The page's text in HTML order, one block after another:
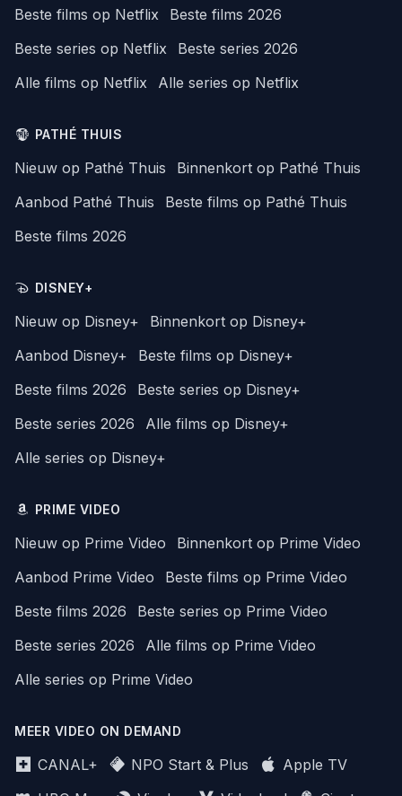
Beste films op Netflix
Beste films 2026
Beste series op Netflix
Beste series 2026
Alle films op Netflix
Alle series op Netflix
PATHÉ THUIS
Nieuw op Pathé Thuis
Binnenkort op Pathé Thuis
Aanbod Pathé Thuis
Beste films op Pathé Thuis
Beste films 2026
DISNEY+
Nieuw op Disney+
Binnenkort op Disney+
Aanbod Disney+
Beste films op Disney+
Beste films 2026
Beste series op Disney+
Beste series 2026
Alle films op Disney+
Alle series op Disney+
PRIME VIDEO
Nieuw op Prime Video
Binnenkort op Prime Video
Aanbod Prime Video
Beste films op Prime Video
Beste films 2026
Beste series op Prime Video
Beste series 2026
Alle films op Prime Video
Alle series op Prime Video
MEER VIDEO ON DEMAND
CANAL+ NPO Start & Plus
Apple TV